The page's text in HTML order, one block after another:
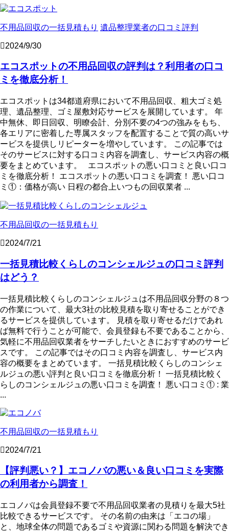
不用品回収の一括見積もり 遺品整理業者の口コミ評判
2024/9/30
エコスポットの不用品回収の評判は？利用者の口コ
ミを徹底分析！
エコスポットは34都道府県において不用品回収、粗大ゴミ処
理、遺品整理、ゴミ屋敷対応サービスを展開しています。 年
中無休、即日回収、明瞭会計、分別不要の4つの強みをもち、
各エリアに密着した専属スタッフを配置することで質の高いサ
ービスを提供しリピーターを増やしています。 この記事では
そのサービスに対する口コミ内容を調査し、サービス内容の概
要をまとめています。 エコスポットの悪い口コミと良い口コ
ミを徹底分析！ エコスポットの悪い口コミを調査！ 悪い口コ
ミ①：価格が高い 日程の都合上いつもの回収業者 ...
不用品回収の一括見積もり
2024/7/21
一括見積比較くらしのコンシェルジュの口コミ評判
はどう？
一括見積比較くらしのコンシェルジュは不用品回収分野の８つ
の作業について、最大3社の比較見積を取り寄せることができ
るサービスを提供しています。 見積を取り寄せるだけであれ
ば無料で行うことが可能で、会員登録も不要であることから、
気軽に不用品回収業者をサーチしたいときにおすすめのサービ
スです。 この記事ではその口コミ内容を調査し、サービス内
容の概要をまとめています。 一括見積比較くらしのコンシェ
ルジュの悪い評判と良い口コミを徹底分析！ 一括見積比較く
らしのコンシェルジュの悪い口コミを調査！ 悪い口コミ① : 業
...
不用品回収の一括見積もり
2024/7/21
【評判悪い？】エコノバの悪い＆良い口コミを実際
の利用者から調査！
エコノバは会員登録不要で不用品回収業者の見積りを最大5社
比較できるサービスです。 その名前の由来は「エコの場」
と、地球全体の問題であるゴミや資源に関わる問題を解決でき